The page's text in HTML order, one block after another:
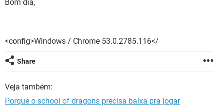
GUIA DE COMPRAS
CELULAR
Bom dia,
<config>Windows / Chrome 53.0.2785.116</
Share
Veja também:
Porque o school of dragons precisa baixa pra jogar